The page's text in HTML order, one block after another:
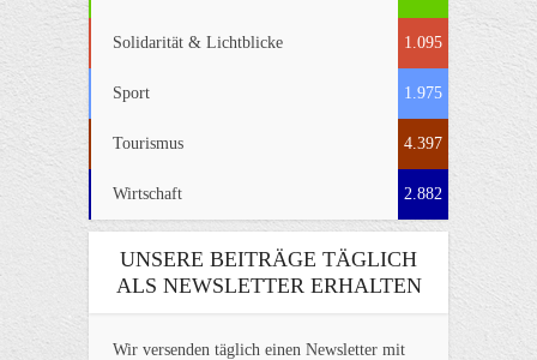
Solidarität & Lichtblicke 1.095
Sport 1.975
Tourismus 4.397
Wirtschaft 2.882
UNSERE BEITRÄGE TÄGLICH
ALS NEWSLETTER ERHALTEN
Wir versenden täglich einen Newsletter mit